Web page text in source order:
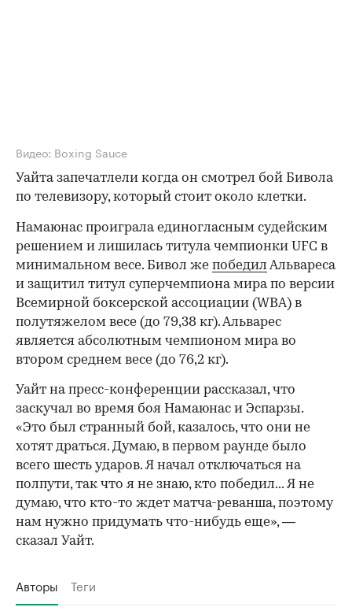
Видео: Boxing Sauce
Уайта запечатлели когда он смотрел бой Бивола
по телевизору, который стоит около клетки.
00:00
Намаюнас проиграла единогласным судейским
решением и лишилась титула чемпионки UFC в
минимальном весе. Бивол же победил Альвареса
и защитил титул суперчемпиона мира по версии
Всемирной боксерской ассоциации (WBA) в
полутяжелом весе (до 79,38 кг). Альварес
является абсолютным чемпионом мира во
втором среднем весе (до 76,2 кг).
Уайт на пресс-конференции рассказал, что
заскучал во время боя Намаюнас и Эспарзы.
«Это был странный бой, казалось, что они не
хотят драться. Думаю, в первом раунде было
всего шесть ударов. Я начал отключаться на
полпути, так что я не знаю, кто победил... Я не
думаю, что кто-то ждет матча-реванша, поэтому
нам нужно придумать что-нибудь еще», —
сказал Уайт.
Авторы Теги